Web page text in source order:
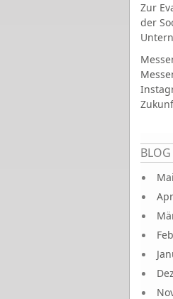
Zur
der